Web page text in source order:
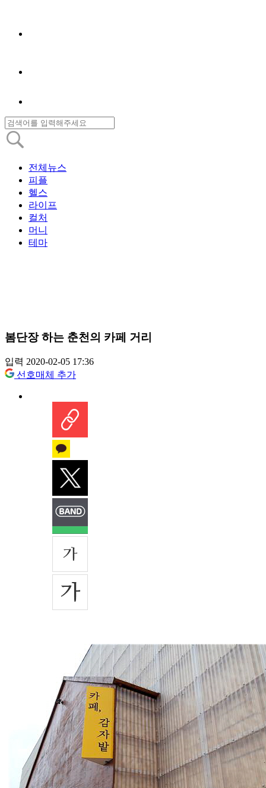
전체뉴스
피플
헬스
라이프
컬처
머니
테마
봄단장 하는 춘천의 카페 거리
입력 2020-02-05 17:36
선호매체 추가